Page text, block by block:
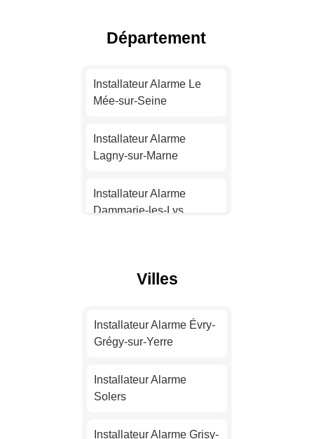
Installateur Alarme Nice
Nantes
Strasbourg
Montpellier
Installateur Alarme Lille
Installateur Alarme
Rennes
Installateur Alarme
Reims
Installateur Alarme Le
Département
Installateur Alarme Le
Mée-sur-Seine
Installateur Alarme
Lagny-sur-Marne
Installateur Alarme
Dammarie-les-Lys
Bussy-Saint-Georges
Installateur Alarme
Villes
Installateur Alarme Évry-
Grégy-sur-Yerre
Installateur Alarme
Solers
Installateur Alarme Grisy-